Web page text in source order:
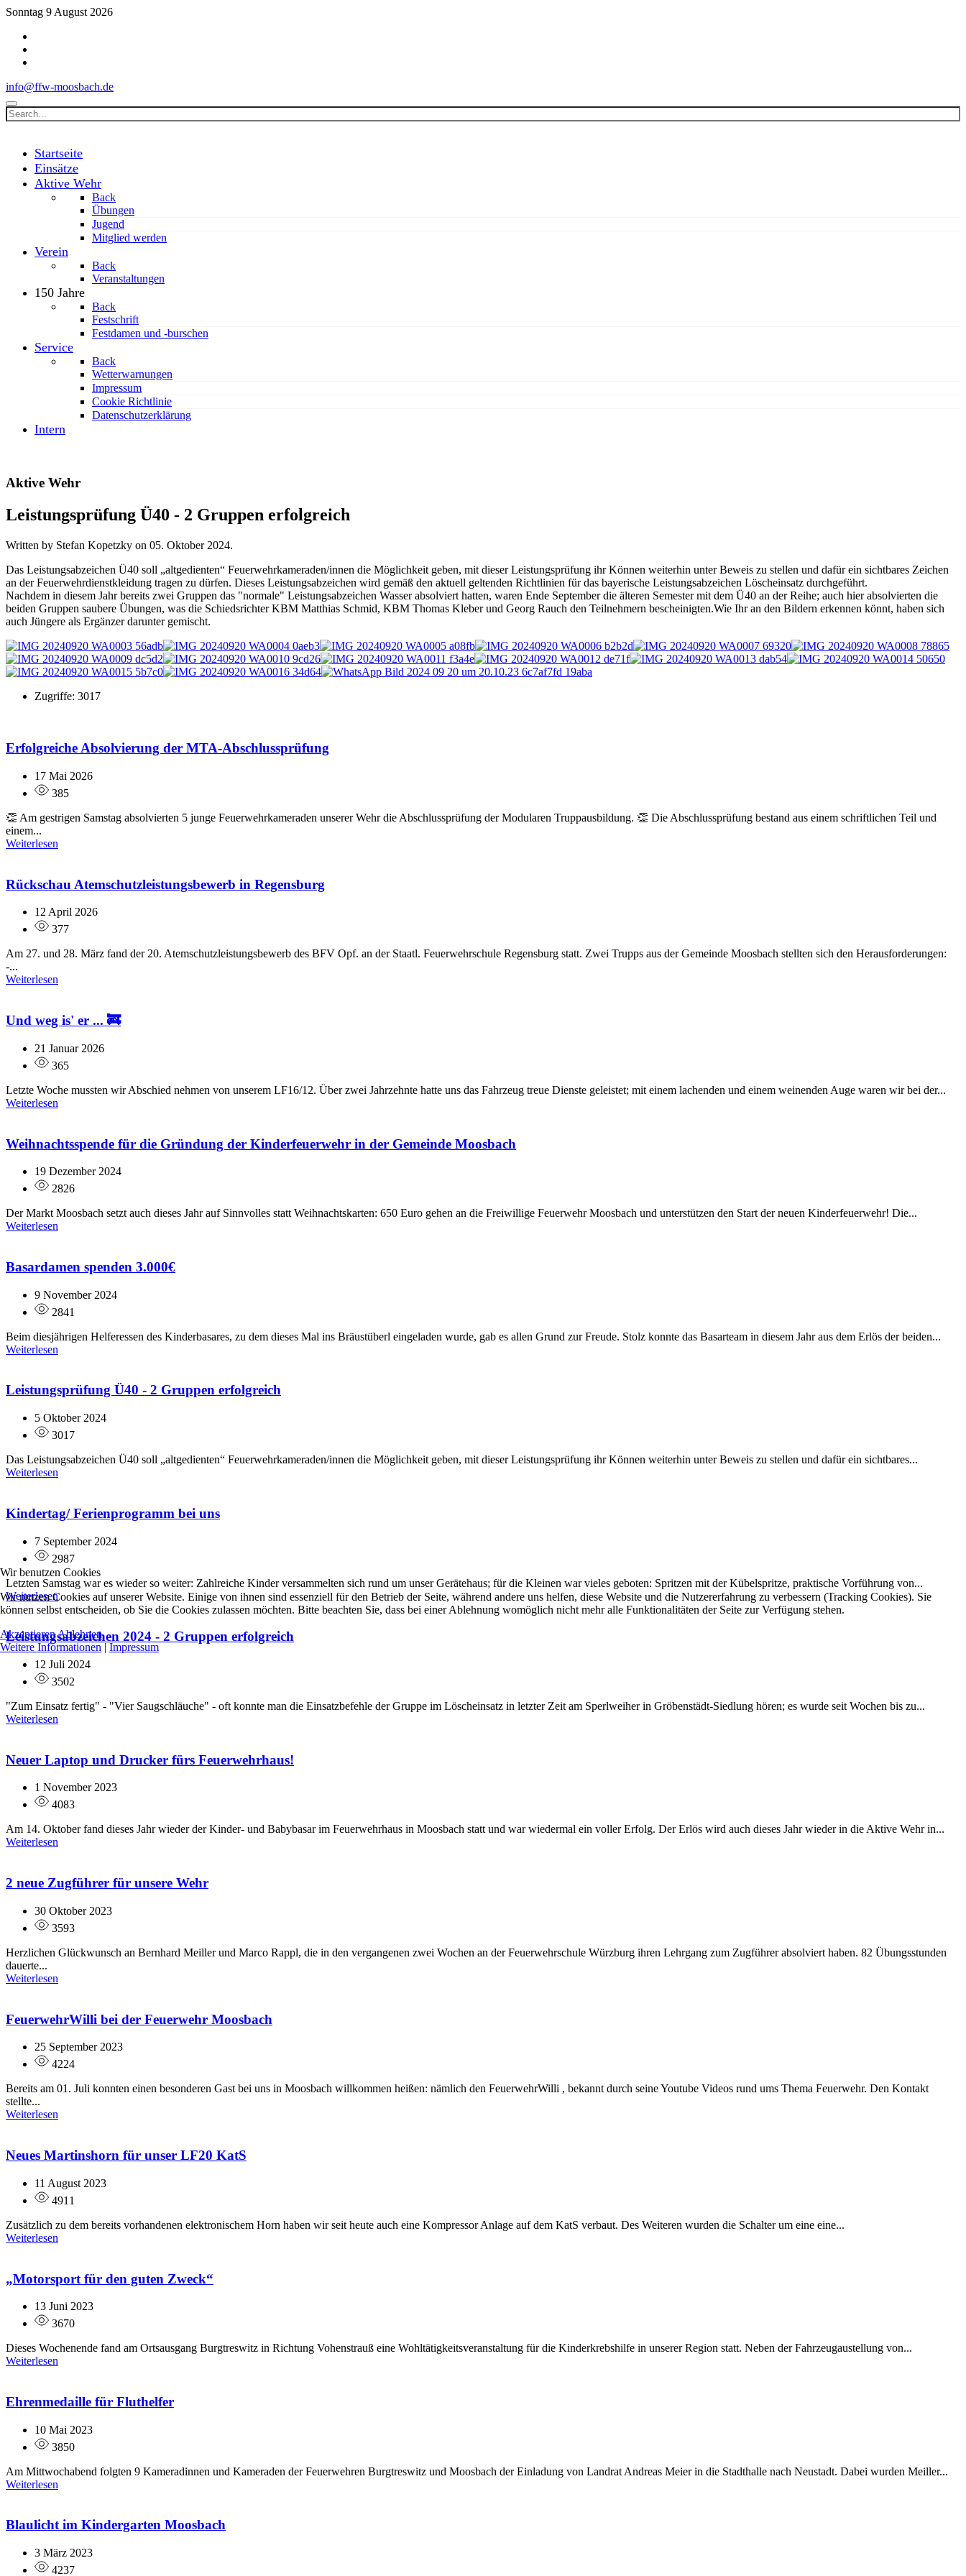
Sonntag 9 August 2026
info@ffw-moosbach.de
Startseite
Einsätze
Aktive Wehr
Back
Übungen
Jugend
Mitglied werden
Verein
Back
Veranstaltungen
150 Jahre
Back
Festschrift
Festdamen und -burschen
Service
Back
Wetterwarnungen
Impressum
Cookie Richtlinie
Datenschutzerklärung
Intern
Aktive Wehr
Leistungsprüfung Ü40 - 2 Gruppen erfolgreich
Written by Stefan Kopetzky on 05. Oktober 2024.
Das Leistungsabzeichen Ü40 soll „altgedienten“ Feuerwehrkameraden/innen die Möglichkeit geben, mit dieser Leistungsprüfung ihr Können weiterhin unter Beweis zu stellen und dafür ein sichtbares Zeichen
an der Feuerwehrdienstkleidung tragen zu dürfen. Dieses Leistungsabzeichen wird gemäß den aktuell geltenden Richtlinien für das bayerische Leistungsabzeichen Löscheinsatz durchgeführt.
Nachdem in diesem Jahr bereits zwei Gruppen das "normale" Leistungsabzeichen Wasser absolviert hatten, waren Ende September die älteren Semester mit dem Ü40 an der Reihe; auch hier absolvierten die
beiden Gruppen saubere Übungen, was die Schiedsrichter KBM Matthias Schmid, KBM Thomas Kleber und Georg Rauch den Teilnehmern bescheinigten.Wie Ihr an den Bildern erkennen könnt, haben sich
auch Jüngere als Ergänzer darunter gemischt.
Zugriffe: 3017
Erfolgreiche Absolvierung der MTA-Abschlussprüfung
17 Mai 2026
385
👏 Am gestrigen Samstag absolvierten 5 junge Feuerwehrkameraden unserer Wehr die Abschlussprüfung der Modularen Truppausbildung. 👏 Die Abschlussprüfung bestand aus einem schriftlichen Teil und
einem...
Weiterlesen
Rückschau Atemschutzleistungsbewerb in Regensburg
12 April 2026
377
Am 27. und 28. März fand der 20. Atemschutzleistungsbewerb des BFV Opf. an der Staatl. Feuerwehrschule Regensburg statt. Zwei Trupps aus der Gemeinde Moosbach stellten sich den Herausforderungen:
-...
Weiterlesen
Und weg is' er ... 🚒
21 Januar 2026
365
Letzte Woche mussten wir Abschied nehmen von unserem LF16/12. Über zwei Jahrzehnte hatte uns das Fahrzeug treue Dienste geleistet; mit einem lachenden und einem weinenden Auge waren wir bei der...
Weiterlesen
Weihnachtsspende für die Gründung der Kinderfeuerwehr in der Gemeinde Moosbach
19 Dezember 2024
2826
Der Markt Moosbach setzt auch dieses Jahr auf Sinnvolles statt Weihnachtskarten: 650 Euro gehen an die Freiwillige Feuerwehr Moosbach und unterstützen den Start der neuen Kinderfeuerwehr! Die...
Weiterlesen
Basardamen spenden 3.000€
9 November 2024
2841
Beim diesjährigen Helferessen des Kinderbasares, zu dem dieses Mal ins Bräustüberl eingeladen wurde, gab es allen Grund zur Freude. Stolz konnte das Basarteam in diesem Jahr aus dem Erlös der beiden...
Weiterlesen
Leistungsprüfung Ü40 - 2 Gruppen erfolgreich
5 Oktober 2024
3017
Das Leistungsabzeichen Ü40 soll „altgedienten“ Feuerwehrkameraden/innen die Möglichkeit geben, mit dieser Leistungsprüfung ihr Können weiterhin unter Beweis zu stellen und dafür ein sichtbares...
Weiterlesen
Kindertag/ Ferienprogramm bei uns
7 September 2024
2987
Letzten Samstag war es wieder so weiter: Zahlreiche Kinder versammelten sich rund um unser Gerätehaus; für die Kleinen war vieles geboten: Spritzen mit der Kübelspritze, praktische Vorführung von...
Weiterlesen
Leistungsabzeichen 2024 - 2 Gruppen erfolgreich
12 Juli 2024
3502
"Zum Einsatz fertig" - "Vier Saugschläuche" - oft konnte man die Einsatzbefehle der Gruppe im Löscheinsatz in letzter Zeit am Sperlweiher in Gröbenstädt-Siedlung hören; es wurde seit Wochen bis zu...
Weiterlesen
Neuer Laptop und Drucker fürs Feuerwehrhaus!
1 November 2023
4083
Am 14. Oktober fand dieses Jahr wieder der Kinder- und Babybasar im Feuerwehrhaus in Moosbach statt und war wiedermal ein voller Erfolg. Der Erlös wird auch dieses Jahr wieder in die Aktive Wehr in...
Weiterlesen
2 neue Zugführer für unsere Wehr
30 Oktober 2023
3593
Herzlichen Glückwunsch an Bernhard Meiller und Marco Rappl, die in den vergangenen zwei Wochen an der Feuerwehrschule Würzburg ihren Lehrgang zum Zugführer absolviert haben. 82 Übungsstunden
dauerte...
Weiterlesen
FeuerwehrWilli bei der Feuerwehr Moosbach
25 September 2023
4224
Bereits am 01. Juli konnten einen besonderen Gast bei uns in Moosbach willkommen heißen: nämlich den FeuerwehrWilli , bekannt durch seine Youtube Videos rund ums Thema Feuerwehr. Den Kontakt
stellte...
Weiterlesen
Neues Martinshorn für unser LF20 KatS
11 August 2023
4911
Zusätzlich zu dem bereits vorhandenen elektronischem Horn haben wir seit heute auch eine Kompressor Anlage auf dem KatS verbaut. Des Weiteren wurden die Schalter um eine eine...
Weiterlesen
„Motorsport für den guten Zweck“
13 Juni 2023
3670
Dieses Wochenende fand am Ortsausgang Burgtreswitz in Richtung Vohenstrauß eine Wohltätigkeitsveranstaltung für die Kinderkrebshilfe in unserer Region statt. Neben der Fahrzeugaustellung von...
Weiterlesen
Ehrenmedaille für Fluthelfer
10 Mai 2023
3850
Am Mittwochabend folgten 9 Kameradinnen und Kameraden der Feuerwehren Burgtreswitz und Moosbach der Einladung von Landrat Andreas Meier in die Stadthalle nach Neustadt. Dabei wurden Meiller...
Weiterlesen
Blaulicht im Kindergarten Moosbach
3 März 2023
4237
Wir benutzen Cookies
Wir nutzen Cookies auf unserer Website. Einige von ihnen sind essenziell für den Betrieb der Seite, während andere uns helfen, diese Website und die Nutzererfahrung zu verbessern (Tracking Cookies). Sie
können selbst entscheiden, ob Sie die Cookies zulassen möchten. Bitte beachten Sie, dass bei einer Ablehnung womöglich nicht mehr alle Funktionalitäten der Seite zur Verfügung stehen.
AkzeptierenAblehnen
Weitere Informationen | Impressum